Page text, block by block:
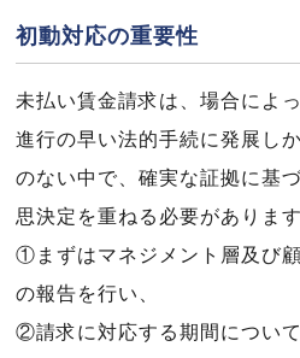
初動対応の重要性
未払い賃金請求は、場合によ
進行の早い法的手続に発展し
のない中で、確実な証拠に基
思決定を重ねる必要があります
①まずはマネジメント層及び
の報告を行い、
②請求に対応する期間につい